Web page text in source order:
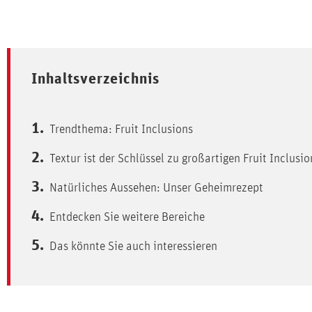
Inhaltsverzeichnis
Trendthema: Fruit Inclusions
Textur ist der Schlüssel zu großartigen Fruit
Natürliches Aussehen: Unser Geheimrezept
Entdecken Sie weitere Bereiche
Das könnte Sie auch interessieren